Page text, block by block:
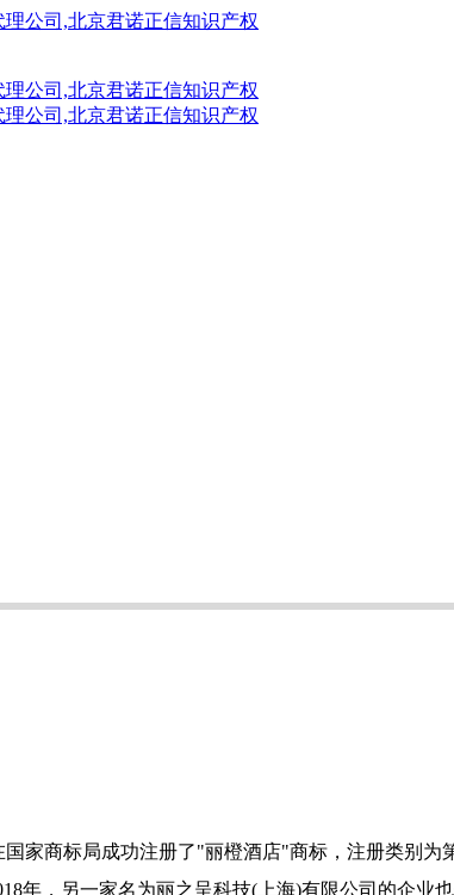
商标局成功注册了"丽橙酒店"商标，注册类别为
年，另一家名为丽之呈科技(上海)有限公司的企业